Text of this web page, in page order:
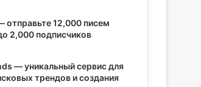
отправьте 12,000 писем
2,000 подписчиков
— уникальный сервис для
трендов и создания